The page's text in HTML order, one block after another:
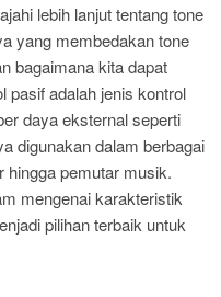
lebih lanjut tentang tone
yang membedakan tone
bagaimana kita dapat
pasif adalah jenis kontrol
daya eksternal seperti
digunakan dalam berbagai
hingga pemutar musik.
mengenai karakteristik
pilihan terbaik untuk